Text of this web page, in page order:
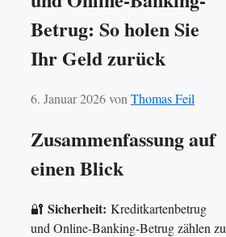
Betrug: So holen Sie
Ihr Geld zurück
6. Januar 2026von Thomas Feil
Zusammenfassung auf
einen Blick
🔐 Sicherheit: Kreditkartenbetrug
und Online-Banking-Betrug zählen zu